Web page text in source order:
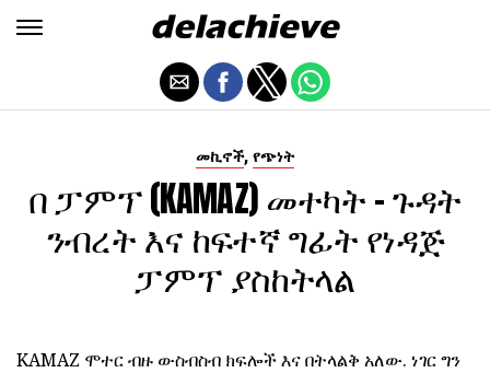
መኪኖች, የጭነት
በ ፓምፕ (KAMAZ) መተካት - ጉዳት
ንብረት እና ከፍተኛ ግፊት የነዳጅ
ፓምፕ ያስከትላል
KAMAZ ሞተር ብዙ ውስብስብ ክፍሎች እና በትላልቅ አለው. ነገር ግን